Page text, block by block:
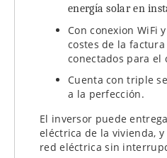
energía solar en
Con conexion WiFi
costes de la
conectados para el
Cuenta con triple
a la perfección.
El inversor puede
eléctrica de la vivienda,
red eléctrica sin